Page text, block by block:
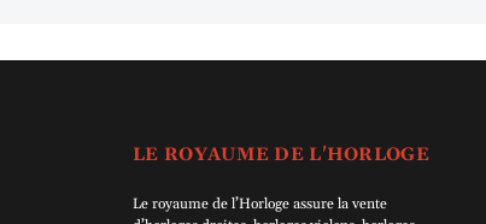
LE ROYAUME DE L'HORLOGE
Le royaume de l’Horloge assure la vente